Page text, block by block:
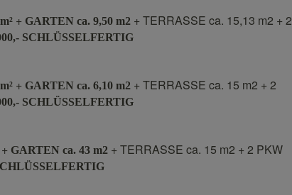
+ GARTEN ca. 9,50 m2 + TERRASSE ca. 15,13 m2 + 2
SCHLÜSSELFERTIG
+ GARTEN ca. 6,10 m2 + TERRASSE ca. 15 m2 + 2
SCHLÜSSELFERTIG
+ GARTEN ca. 43 m2 + TERRASSE ca. 15 m2 + 2 PKW